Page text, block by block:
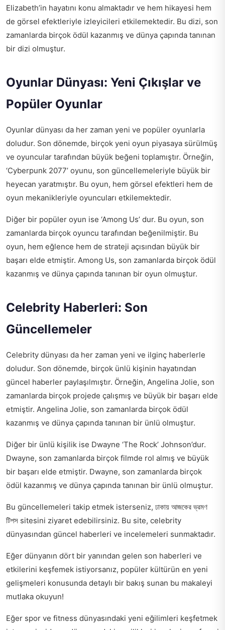
Elizabeth’in hayatını konu almaktadır ve hem hikayesi hem
de görsel efektleriyle izleyicileri etkilemektedir. Bu dizi, son
zamanlarda birçok ödül kazanmış ve dünya çapında tanınan
bir dizi olmuştur.
Oyunlar Dünyası: Yeni Çıkışlar ve
Popüler Oyunlar
Oyunlar dünyası da her zaman yeni ve popüler oyunlarla
doludur. Son dönemde, birçok yeni oyun piyasaya sürülmüş
ve oyuncular tarafından büyük beğeni toplamıştır. Örneğin,
‘Cyberpunk 2077’ oyunu, son güncellemeleriyle büyük bir
heyecan yaratmıştır. Bu oyun, hem görsel efektleri hem de
oyun mekanikleriyle oyuncuları etkilemektedir.
Diğer bir popüler oyun ise ‘Among Us’ dur. Bu oyun, son
zamanlarda birçok oyuncu tarafından beğenilmiştir. Bu
oyun, hem eğlence hem de strateji açısından büyük bir
başarı elde etmiştir. Among Us, son zamanlarda birçok ödül
kazanmış ve dünya çapında tanınan bir oyun olmuştur.
Celebrity Haberleri: Son
Güncellemeler
Celebrity dünyası da her zaman yeni ve ilginç haberlerle
doludur. Son dönemde, birçok ünlü kişinin hayatından
güncel haberler paylaşılmıştır. Örneğin, Angelina Jolie, son
zamanlarda birçok projede çalışmış ve büyük bir başarı elde
etmiştir. Angelina Jolie, son zamanlarda birçok ödül
kazanmış ve dünya çapında tanınan bir ünlü olmuştur.
Diğer bir ünlü kişilik ise Dwayne ‘The Rock’ Johnson’dur.
Dwayne, son zamanlarda birçok filmde rol almış ve büyük
bir başarı elde etmiştir. Dwayne, son zamanlarda birçok
ödül kazanmış ve dünya çapında tanınan bir ünlü olmuştur.
Bu güncellemeleri takip etmek isterseniz, ঢাকায় আজকের ভ্রমণ
টিপস sitesini ziyaret edebilirsiniz. Bu site, celebrity
dünyasından güncel haberleri ve incelemeleri sunmaktadır.
Eğer dünyanın dört bir yanından gelen son haberleri ve
etkilerini keşfemek istiyorsanız, popüler kültürün en yeni
gelişmeleri konusunda detaylı bir bakış sunan bu makaleyi
mutlaka okuyun!
Eğer spor ve fitness dünyasındaki yeni eğilimleri keşfetmek